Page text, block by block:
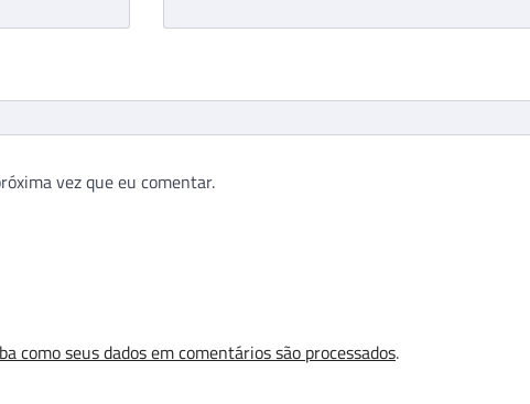
vez que eu comentar.
como seus dados em comentários são processados.